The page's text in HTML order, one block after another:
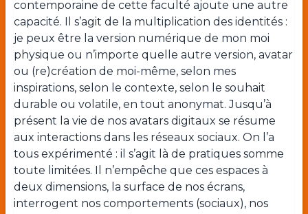
contemporaine de cette faculté ajoute une autre
capacité. Il s’agit de la multiplication des identités :
je peux être la version numérique de mon moi
physique ou n’importe quelle autre version, avatar
ou (re)création de moi-même, selon mes
inspirations, selon le contexte, selon le souhait
durable ou volatile, en tout anonymat. Jusqu’à
présent la vie de nos avatars digitaux se résume
aux interactions dans les réseaux sociaux. On l’a
tous expérimenté : il s’agit là de pratiques somme
toute limitées. Il n’empêche que ces espaces à
deux dimensions, la surface de nos écrans,
interrogent nos comportements (sociaux), nos